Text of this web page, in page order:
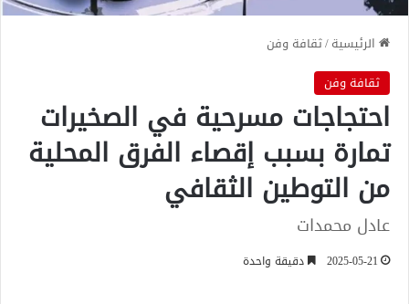
الرئيسية/ثقافة وفن
ثقافة وفن
احتجاجات مسرحية في الصخيرات
تمارة بسبب إقصاء الفرق المحلية
من التوطين الثقافي
عادل محمدات
2025-05-21 دقيقة واحدة